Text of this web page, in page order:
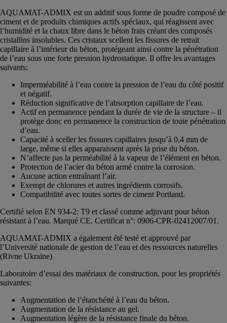
AQUAMAT-ADMIX est un additif sous forme de poudre composé de
ciment et de produits chimiques actifs spéciaux, qui réagissent avec
l’humidité et la chaux libre dans le béton frais créant des composés
cristallins insolubles. Ces cristaux scellent les fissures de retrait
capillaire à l’intérieur du béton, protégeant ainsi contre la pénétration
de l’eau sous une forte pression hydrostatique. Il offre les avantages
suivants:
Imperméabilité à l’eau contre la pression de l’eau du côté positif
et négatif.
Réduction significative de l’absorption capillaire de l’eau.
Actif en permanence pendant la durée de vie de la structure – il
protège donc en permanence la construction de toute pénétration
d’eau.
Capacité à sceller les fissures capillaires jusqu’à 0,4 mm de
large, même si elles apparaissent après la prise du béton.
N’affecte pas la perméabilité à la vapeur de l’élément en béton.
Protection de l’acier du béton armé contre la corrosion.
Aucune action entraînant l’air.
Exempt de chlorures et autres ingrédients corrosifs.
Compatibilité avec toutes sortes de ciment Portland.
Certifié selon EN 934-2: T9 et classé comme adjuvant pour béton
résistant à l’eau. Marqué CE. Certificat n°: 0906-CPR-02412007/01.
AQUAMAT-ADMIX a également été testé et approuvé par
l’Université nationale de gestion de l’eau et des ressources naturelles
(Rivne Ukraine)
Laboratoire d’essai des matériaux de construction, pour les propriétés
suivantes:
Augmentation de l’étanchéité à l’eau du béton.
Augmentation de la résistance au gel.
Augmentation légère de la résistance finale du béton.